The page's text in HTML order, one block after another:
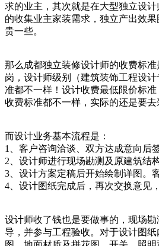
求的业主，其次就是在大型独立设
的收集业主家装需求，独立产出效
贵一些。
那么成都独立装修设计师的收费标
岗，设计师级别（建筑装饰工程设
准都不一样！设计收费最低限价标
收费标准都不一样，实际的还是要去
而设计业务基本流程是：
1、客户咨询洽谈、双方达成意向后
2、设计师进行现场勘测及原建筑结
3、设计方案定稿后开始绘制详图。
4、设计图纸完成后，再次交换意见
设计师收了钱也是要做事的，现场
导，并参与工程验收。对于设计图